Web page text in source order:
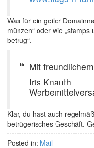
Was für ein geiler
münzen“ oder wie „stamps
betrug“.
Mit
Iris Knauth
Klar, du hast auch
betrügerisches Geschäft.
Posted in: Mail